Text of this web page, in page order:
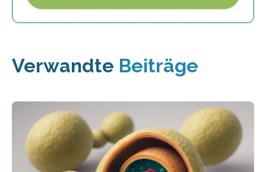
Verwandte Beiträge